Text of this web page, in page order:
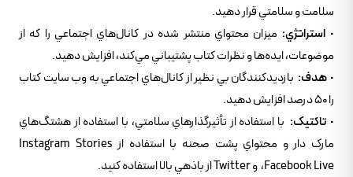
سلامت و سلامتي قرار دهيد.
•استراتژي: ميزان محتواي منتشر شده در کانال‌هاي اجتماعي را که از
موضوعات، ايده‌ها و نظرات کتاب پشتيباني مي‌کند، افزايش دهيد.
• هدف: بازديدکنندگان بي نظير از کانال‌هاي اجتماعي به وب سايت کتاب
را 50 درصد افزايش دهيد.
• تاکتيک: با استفاده از تأثيرگذارهاي سلامتي، با استفاده از هشتگ‌هاي
مارک دار و محتواي پشت صحنه با استفاده از Instagram Stories
،Facebook Live و Twitter از باذهي بالا استفاده کنيد.